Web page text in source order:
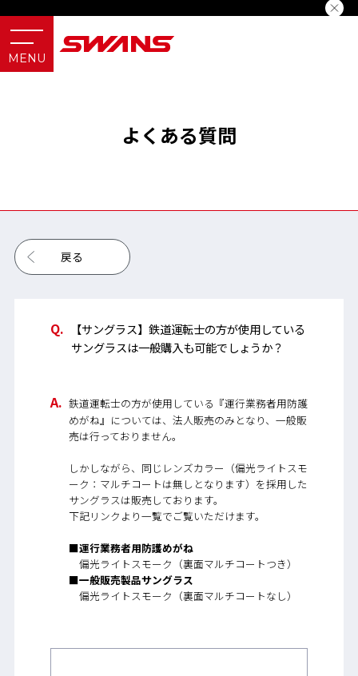
よくある質問
戻る
【サングラス】鉄道運転士の方が使用している
サングラスは一般購入も可能でしょうか？
鉄道運転士の方が使用している『運行業務者用防護
めがね』については、法人販売のみとなり、一般販
売は行っておりません。
しかしながら、同じレンズカラー（偏光ライトスモ
ーク：マルチコートは無しとなります）を採用した
サングラスは販売しております。
下記リンクより一覧でご覧いただけます。
■運行業務者用防護めがね
偏光ライトスモーク（裏面マルチコートつき）
■一般販売製品サングラス
偏光ライトスモーク（裏面マルチコートなし）